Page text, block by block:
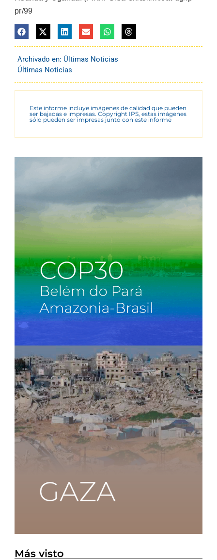
pr/99
Archivado en: Últimas Noticias
Últimas Noticias
Este informe incluye imágenes de calidad que pueden
ser bajadas e impresas. Copyright IPS, estas imágenes
sólo pueden ser impresas junto con este informe
Más visto